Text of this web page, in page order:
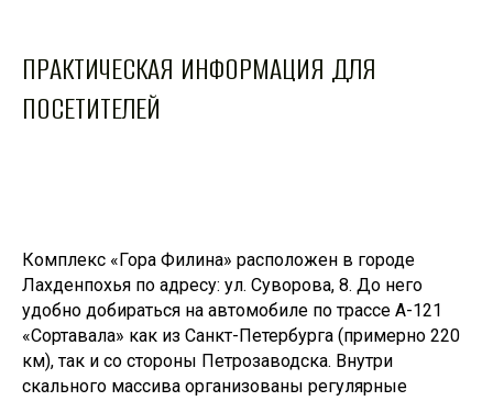
ПРАКТИЧЕСКАЯ ИНФОРМАЦИЯ ДЛЯ
ПОСЕТИТЕЛЕЙ
Комплекс «Гора Филина» расположен в городе
Лахденпохья по адресу: ул. Суворова, 8. До него
удобно добираться на автомобиле по трассе А-121
«Сортавала» как из Санкт-Петербурга (примерно 220
км), так и со стороны Петрозаводска. Внутри
скального массива организованы регулярные